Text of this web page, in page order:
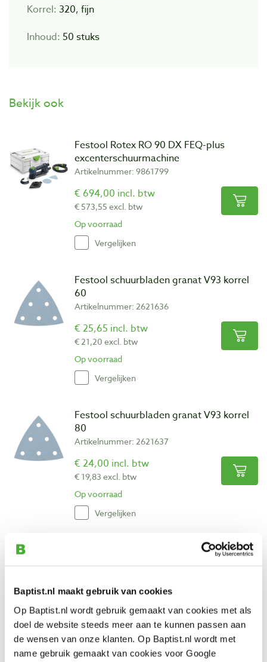
Baptist.nl maakt gebruik van cookies
Op Baptist.nl wordt gebruik gemaakt van cookies met als
doel de website steeds meer aan te kunnen passen aan
de wensen van onze klanten. Op Baptist.nl wordt met
name gebruik gemaakt van cookies voor Google
Korrel: 320, fijn
Inhoud: 50 stuks
Bekijk ook
Festool Rotex RO 90 DX FEQ-plus
excenterschuurmachine
Artikelnummer: 9861799
€ 694,00 incl. btw
€ 573,55 excl. btw
Op voorraad
Vergelijken
Festool schuurbladen granat V93 korrel
60
Artikelnummer: 2621636
€ 25,65 incl. btw
€ 21,20 excl. btw
Op voorraad
Vergelijken
Festool schuurbladen granat V93 korrel
80
Artikelnummer: 2621637
€ 24,00 incl. btw
€ 19,83 excl. btw
Op voorraad
Vergelijken
Festool schuurbladen granat V93 korrel
120
€ 20,25 incl. btw
€ 16,74 excl. btw
Op voorraad
Vergelijken